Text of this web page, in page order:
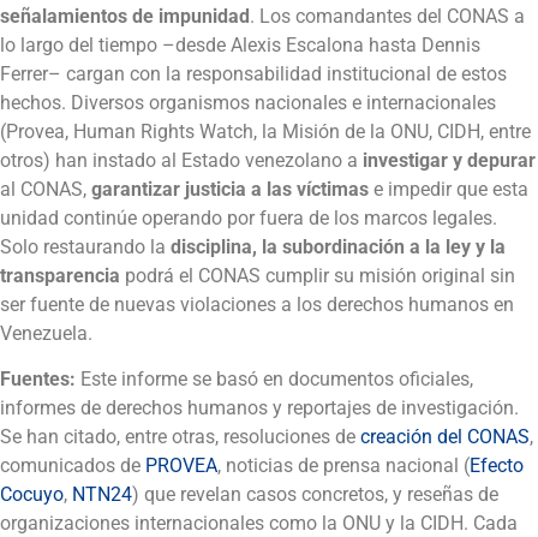
señalamientos de impunidad. Los comandantes del CONAS a
lo largo del tiempo –desde Alexis Escalona hasta Dennis
Ferrer– cargan con la responsabilidad institucional de estos
hechos. Diversos organismos nacionales e internacionales
(Provea, Human Rights Watch, la Misión de la ONU, CIDH, entre
otros) han instado al Estado venezolano a investigar y depurar
al CONAS, garantizar justicia a las víctimas e impedir que esta
unidad continúe operando por fuera de los marcos legales.
Solo restaurando la disciplina, la subordinación a la ley y la
transparencia podrá el CONAS cumplir su misión original sin
ser fuente de nuevas violaciones a los derechos humanos en
Venezuela.
Fuentes: Este informe se basó en documentos oficiales,
informes de derechos humanos y reportajes de investigación.
Se han citado, entre otras, resoluciones de creación del CONAS,
comunicados de PROVEA, noticias de prensa nacional (Efecto
Cocuyo, NTN24) que revelan casos concretos, y reseñas de
organizaciones internacionales como la ONU y la CIDH. Cada